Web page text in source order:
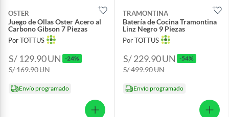
OSTER
Juego de Ollas Oster Acero al
Carbono Gibson 7 Piezas
Por TOTTUS
S/ 129.90UN -24%
S/ 169.90UN
Envío programado
TRAMONTINA
Batería de Cocina Tramontina
Linz Negro 9 Piezas
Por TOTTUS
S/ 229.90UN -54%
S/ 499.90UN
Envío programado